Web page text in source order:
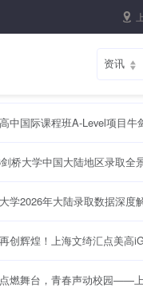
讯
中国际课程班A-Level项目牛
桥大学中国大陆地区录取全
学2026年大陆录取数据深度
创辉煌！上海文绮汇点美高
燃舞台，青春声动校园——